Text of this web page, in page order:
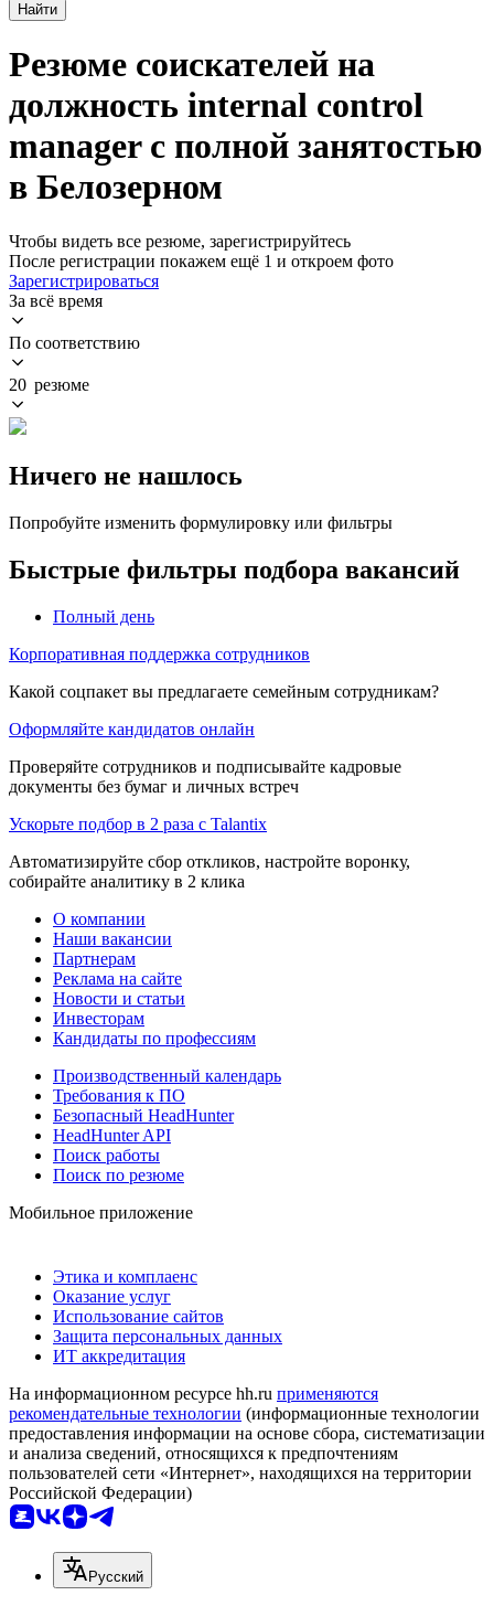
Найти
Резюме соискателей на
должность internal control
manager с полной занятостью
в Белозерном
Чтобы видеть все резюме, зарегистрируйтесь
После регистрации покажем ещё 1 и откроем фото
Зарегистрироваться
За всё время
По соответствию
20 резюме
Ничего не нашлось
Попробуйте изменить формулировку или фильтры
Быстрые фильтры подбора вакансий
Полный день
Корпоративная поддержка сотрудников
Какой соцпакет вы предлагаете семейным сотрудникам?
Оформляйте кандидатов онлайн
Проверяйте сотрудников и подписывайте кадровые
документы без бумаг и личных встреч
Ускорьте подбор в 2 раза с Talantix
Автоматизируйте сбор откликов, настройте воронку,
собирайте аналитику в 2 клика
О компании
Наши вакансии
Партнерам
Реклама на сайте
Новости и статьи
Инвесторам
Кандидаты по профессиям
Производственный календарь
Требования к ПО
Безопасный HeadHunter
HeadHunter API
Поиск работы
Поиск по резюме
Мобильное приложение
Этика и комплаенс
Оказание услуг
Использование сайтов
Защита персональных данных
ИТ аккредитация
На информационном ресурсе hh.ru применяются
рекомендательные технологии (информационные технологии
предоставления информации на основе сбора, систематизации
и анализа сведений, относящихся к предпочтениям
пользователей сети «Интернет», находящихся на территории
Российской Федерации)
Русский